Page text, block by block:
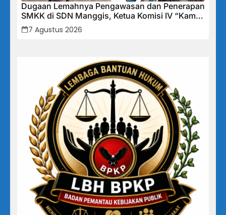
Dugaan Lemahnya Pengawasan dan Penerapan
SMKK di SDN Manggis, Ketua Komisi IV “Kami
Tidak Akan Segan Menindak”
7 Agustus 2026